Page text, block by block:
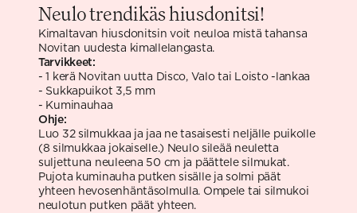
Neulo trendikäs hiusdonitsi!
Kimaltavan hiusdonitsin voit neuloa mistä tahansa
Novitan uudesta kimallelangasta.
Tarvikkeet:
- 1 kerä Novitan uutta Disco, Valo tai Loisto -lankaa
- Sukkapuikot 3,5 mm
- Kuminauhaa
Ohje:
Luo 32 silmukkaa ja jaa ne tasaisesti neljälle puikolle
(8 silmukkaa jokaiselle.) Neulo sileää neuletta
suljettuna neuleena 50 cm ja päättele silmukat.
Pujota kuminauha putken sisälle ja solmi päät
yhteen hevosenhäntäsolmulla. Ompele tai silmukoi
neulotun putken päät yhteen.